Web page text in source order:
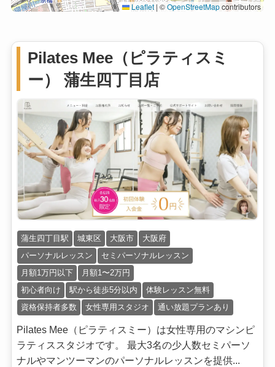
Leaflet | ©OpenStreetMapcontributors
Pilates Mee（ピラティスミ
ー） 蒲生四丁目店
蒲生四丁目駅 城東区 大阪市
大阪府
パーソナルレッスン
セミパーソナルレッスン
月額1万円以下
月額1〜2万円
初心者向け
駅から徒歩5分以内
体験レッスン無料
資格保持者多数
女性専用スタジオ 通い放題プランあり
Pilates Mee（ピラティスミー）は女性専用のマシンピ
ラティススタジオです。 最大3名の少人数セミパーソ
ナルやマンツーマンのパーソナルレッスンを提供...